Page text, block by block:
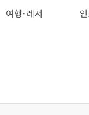
여행·레저